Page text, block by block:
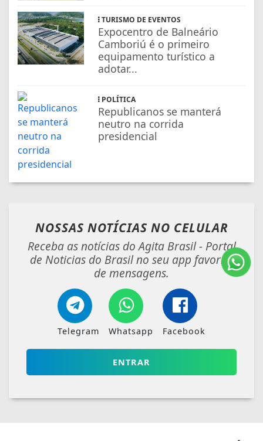
TURISMO DE EVENTOS
Expocentro de Balneário
Camboriú é o primeiro
equipamento turístico a
adotar...
POLÍTICA
Republicanos se manterá
neutro na corrida
presidencial
NOSSAS NOTÍCIAS NO CELULAR
Receba as notícias do Agita Brasil - Portal
de Noticias do Brasil no seu app favorito
de mensagens.
Telegram Whatsapp Facebook
ENTRAR